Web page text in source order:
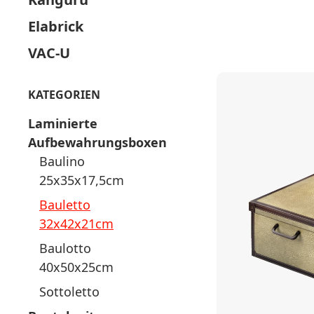
Elabrick
VAC-U
KATEGORIEN
Laminierte
Aufbewahrungsboxen
Baulino
25x35x17,5cm
Bauletto
32x42x21cm
Baulotto
40x50x25cm
Sottoletto